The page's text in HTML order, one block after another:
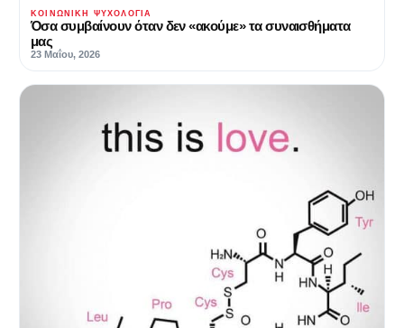
ΚΟΙΝΩΝΙΚΉ ΨΥΧΟΛΟΓΊΑ
Όσα συμβαίνουν όταν δεν «ακούμε» τα συναισθήματα
μας
23 Μαΐου, 2026